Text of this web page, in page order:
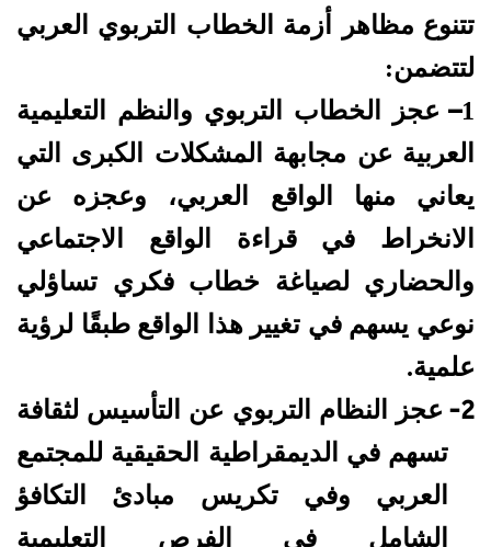
تتنوع مظاهر أزمة الخطاب التربوي العربي
لتتضمن:
1
– عجز الخطاب التربوي والنظم التعليمية
العربية عن مجابهة المشكلات الكبرى التي
يعاني منها الواقع العربي، وعجزه عن
الانخراط في قراءة الواقع الاجتماعي
والحضاري لصياغة خطاب فكري تساؤلي
نوعي يسهم في تغيير هذا الواقع طبقًا لرؤية
علمية.
2-
عجز النظام التربوي عن التأسيس لثقافة
تسهم في الديمقراطية الحقيقية للمجتمع
العربي وفي تكريس مبادئ التكافؤ
الشامل في الفرص التعليمية